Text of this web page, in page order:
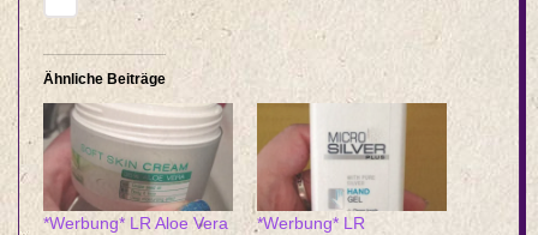
Ähnliche Beiträge
*Werbung* LR Aloe Vera
*Werbung* LR